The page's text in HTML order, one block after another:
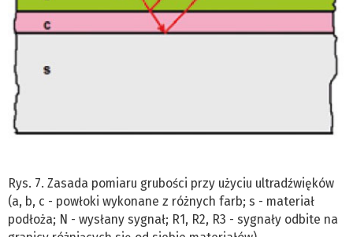
Rys. 7. Zasada pomiaru grubości przy użyciu ultradźwięków
(a, b, c - powłoki wykonane z różnych farb; s - materiał
podłoża; N - wysłany sygnał; R1, R2, R3 - sygnały odbite na